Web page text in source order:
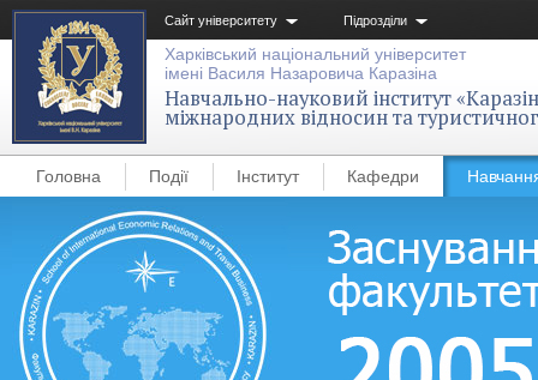
Сайт університету Підрозділи
Харківський національний університет
імені Василя Назаровича Каразіна
Навчально-науковий інститут
міжнародних відносин та
Головна Події Інститут Кафедри